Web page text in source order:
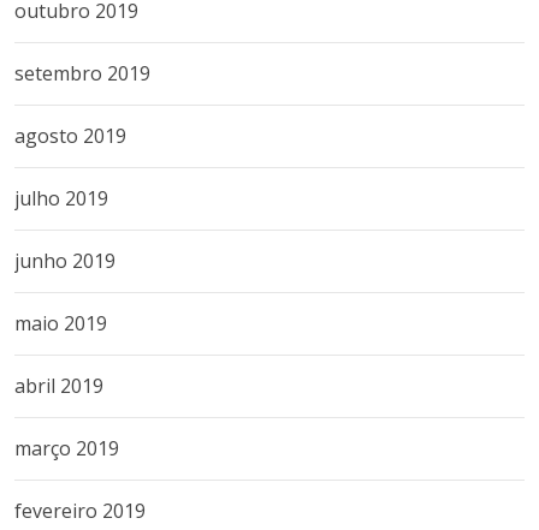
outubro 2019
setembro 2019
agosto 2019
julho 2019
junho 2019
maio 2019
abril 2019
março 2019
fevereiro 2019